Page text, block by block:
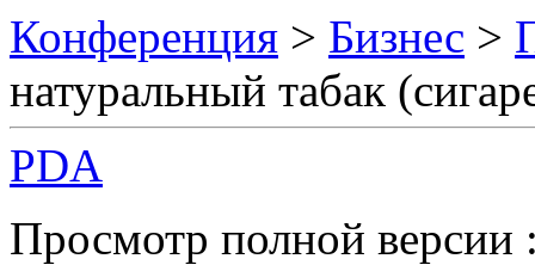
Конференция > Бизнес >
натуральный табак
PDA
Просмотр полной